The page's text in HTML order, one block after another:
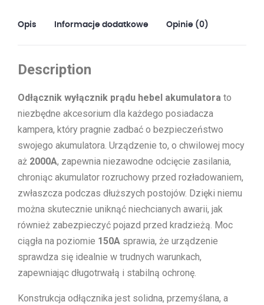
Opis Informacje dodatkowe Opinie (0)
Description
Odłącznik wyłącznik prądu hebel akumulatora to
niezbędne akcesorium dla każdego posiadacza
kampera, który pragnie zadbać o bezpieczeństwo
swojego akumulatora. Urządzenie to, o chwilowej mocy
aż 2000A, zapewnia niezawodne odcięcie zasilania,
chroniąc akumulator rozruchowy przed rozładowaniem,
zwłaszcza podczas dłuższych postojów. Dzięki niemu
można skutecznie uniknąć niechcianych awarii, jak
również zabezpieczyć pojazd przed kradzieżą. Moc
ciągła na poziomie 150A sprawia, że urządzenie
sprawdza się idealnie w trudnych warunkach,
zapewniając długotrwałą i stabilną ochronę.
Konstrukcja odłącznika jest solidna, przemyślana, a